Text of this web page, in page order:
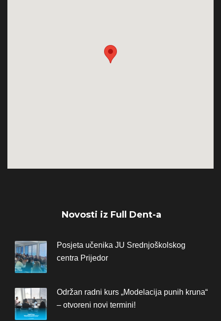
Novosti iz Full Dent-a
Posjeta učenika JU Srednjoškolskog
centra Prijedor
Održan radni kurs „Modelacija punih kruna“
– otvoreni novi termini!